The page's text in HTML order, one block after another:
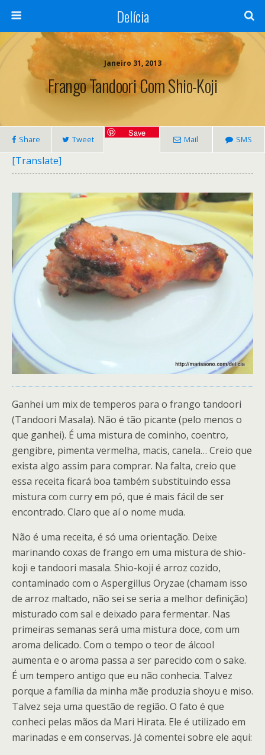
Delícia
Janeiro 31, 2013
Frango Tandoori Com Shio-Koji
Share Tweet
Save
Mail SMS
[Translate]
Ganhei um mix de temperos para o frango tandoori
(Tandoori Masala). Não é tão picante (pelo menos o
que ganhei). É uma mistura de cominho, coentro,
gengibre, pimenta vermelha, macis, canela… Creio que
exista algo assim para comprar. Na falta, creio que
essa receita ficará boa também substituindo essa
mistura com curry em pó, que é mais fácil de ser
encontrado. Claro que aí o nome muda.
Não é uma receita, é só uma orientação. Deixe
marinando coxas de frango em uma mistura de shio-
koji e tandoori masala. Shio-koji é arroz cozido,
contaminado com o Aspergillus Oryzae (chamam isso
de arroz maltado, não sei se seria a melhor definição)
misturado com sal e deixado para fermentar. Nas
primeiras semanas será uma mistura doce, com um
aroma delicado. Com o tempo o teor de álcool
aumenta e o aroma passa a ser parecido com o sake.
É um tempero antigo que eu não conhecia. Talvez
porque a família da minha mãe produzia shoyu e miso.
Talvez seja uma questão de região. O fato é que
conheci pelas mãos da Mari Hirata. Ele é utilizado em
marinadas e em conservas. Já comentei sobre ele aqui: